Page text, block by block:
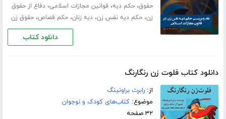
حقوق،حکم دیه، قوانین مجازات اسلامی،دفاع از حقوق
زن،حکم دیه نفس زن،دیه زنان،حکم قصاص،حقوق زن
دانلود کتاب
دانلود کتاب فلوت زن رنگارنگ
از:رابرت براونینگ
موضوع:کتاب‌های کودک و نوجوان
۳۲ صفحه